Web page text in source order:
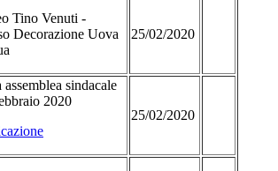
Tino Venuti -
Decorazione Uova
25/02/2020
assemblea sindacale
2020
25/02/2020